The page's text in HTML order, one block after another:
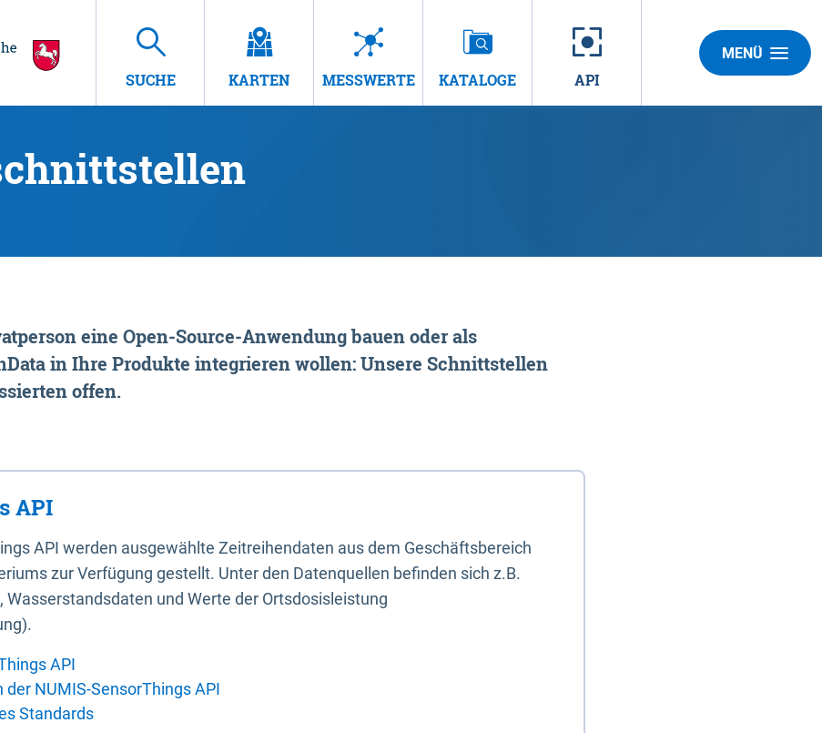
SUCHE KARTEN MESSWERTE KATALOGE API
MENÜ
eine Open-Source-Anwendung bauen oder als
in Ihre Produkte integrieren wollen: Unsere Schnittstellen
offen.
API
API werden ausgewählte Zeitreihendaten aus dem Geschäftsbereich
zur Verfügung gestellt. Unter den Datenquellen befinden sich z.B.
und Werte der Ortsdosisleistung
API
NUMIS-SensorThings API
Standards